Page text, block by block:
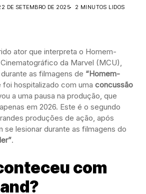
DE SETEMBRO DE 2025
2 MINUTOS LIDOS
ator que interpreta o Homem-
da Marvel (MCU),
as filmagens de “Homem-
foi hospitalizado com uma concussão
a uma pausa na produção, que
em 2026. Este é o segundo
produções de ação, após
se lesionar durante as filmagens do
.
com